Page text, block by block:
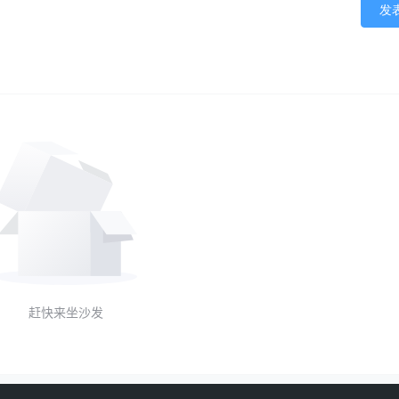
发
赶快来坐沙发